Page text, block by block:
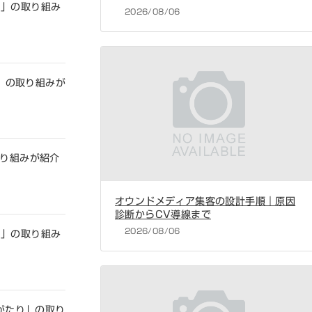
の取り組み
の取り組みが
組みが紹介
の取り組み
り」の取り
2026/08/06
オウンドメディア集客の設計手順｜原因
診断からCV導線まで
2026/08/06